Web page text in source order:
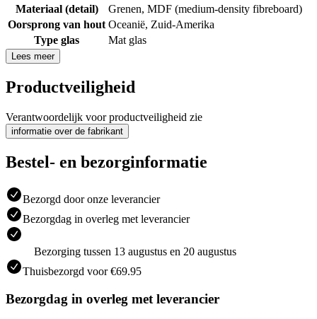
Materiaal (detail)
Grenen, MDF (medium-density fibreboard)
Oorsprong van hout Oceanië, Zuid-Amerika
Type glas
Mat glas
Lees meer
Productveiligheid
Verantwoordelijk voor productveiligheid zie
informatie over de fabrikant
Bestel- en bezorginformatie
Bezorgd door onze leverancier
Bezorgdag in overleg met leverancier
Bezorging tussen 13 augustus en 20 augustus
Thuisbezorgd voor €69.95
Bezorgdag in overleg met leverancier